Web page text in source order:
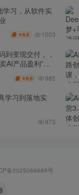
学习，从软件实
￥6.6 1003
到变现交付，，
AI产品盈利”的
￥6.6 985
学习到落地实
973
备2025066689号